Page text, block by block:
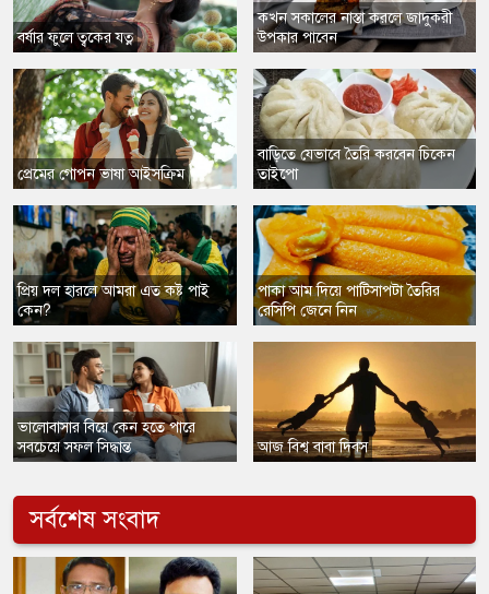
বর্ষার ফুলে ত্বকের যত্ন
প্রেমের গোপন ভাষা আইসক্রিম
প্রিয় দল হারলে আমরা এত কষ্ট পাই
কেন?
ভালোবাসার বিয়ে কেন হতে পারে
সবচেয়ে সফল সিদ্ধান্ত
কখন সকালের নাস্তা করলে জাদুকরী
উপকার পাবেন
বাড়িতে যেভাবে তৈরি করবেন চিকেন
তাইপো
পাকা আম দিয়ে পাটিসাপটা তৈরির
রেসিপি জেনে নিন
আজ বিশ্ব বাবা দিবস
সর্বশেষ সংবাদ